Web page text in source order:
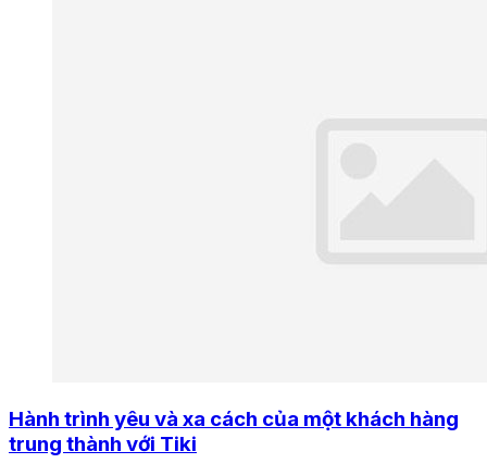
Hành trình yêu và xa cách của một khách hàng
trung thành với Tiki